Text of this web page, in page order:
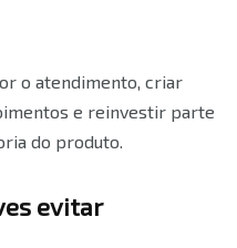
o atendimento, criar
e reinvestir parte
do produto.
evitar